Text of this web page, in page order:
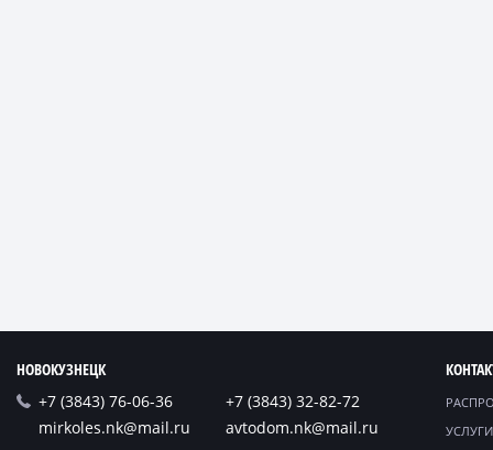
НОВОКУЗНЕЦК
+7 (3843) 76-06-36
+7 (3843) 32-82-72
mirkoles.nk@mail.ru
avtodom.nk@mail.ru